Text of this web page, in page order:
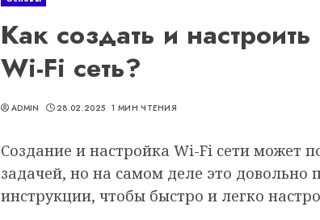
Как создать и
Wi-Fi сеть?
ADMIN 28.02.2025 1 МИН ЧТЕНИЯ
Создание и настройка Wi-Fi сети может
задачей, но на самом деле это довольно
инструкции, чтобы быстро и легко